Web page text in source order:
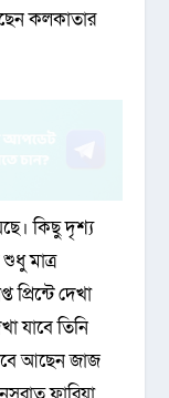
কলকাতার
কিছু দৃশ্য
মাত্র
প্রিন্টে দেখা
যাবে তিনি
আছেন জাজ